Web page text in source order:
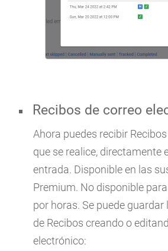
Recibos de correo
Ahora puedes recibir
que se realice, directamente
entrada. Disponible en las
Premium. No disponible
por horas. Se puede
de Recibos creando o
electrónico: